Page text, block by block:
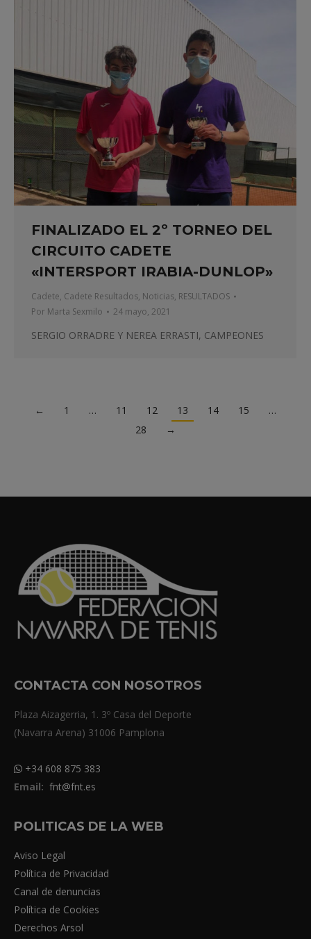
FINALIZADO EL 2º TORNEO DEL
CIRCUITO CADETE
«INTERSPORT IRABIA-DUNLOP»
Cadete, Cadete Resultados, Noticias, RESULTADOS
Por Marta Sexmilo 24 mayo, 2021
SERGIO ORRADRE Y NEREA ERRASTI, CAMPEONES
← 1 … 11 12 13 14 15
…
28
→
CONTACTA CON NOSOTROS
Plaza Aizagerria, 1. 3º Casa del Deporte
(Navarra Arena) 31006 Pamplona
+34 608 875 383
Email: fnt@fnt.es
POLITICAS DE LA WEB
Aviso Legal
Política de Privacidad
Canal de denuncias
Política de Cookies
Derechos Arsol